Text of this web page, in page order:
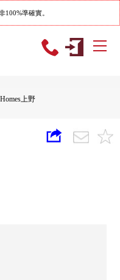
100%準確實。
上野